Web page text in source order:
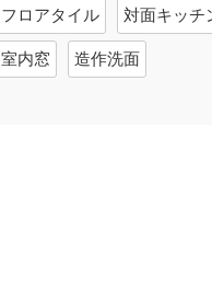
フロアタイル 対面キッチ
室内窓 造作洗面